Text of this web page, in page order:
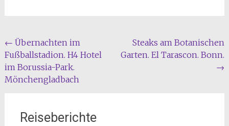
Beitragsnavigation
← Übernachten im
Fußballstadion. H4 Hotel
im Borussia-Park.
Mönchengladbach
Steaks am Botanischen
Garten. El Tarascon. Bonn.
→
Reiseberichte